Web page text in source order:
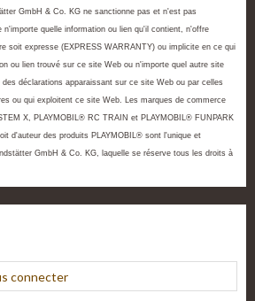
GmbH & Co. KG ne sanctionne pas et n'est pas
n'importe quelle information ou lien qu'il contient, n'offre
soit expresse (EXPRESS WARRANTY) ou implicite en ce qui
ou lien trouvé sur ce site Web ou n'importe quel autre site
déclarations apparaissant sur ce site Web ou par celles
ou qui exploitent ce site Web. Les marques de commerce
X, PLAYMOBIL® RC TRAIN et PLAYMOBIL® FUNPARK
d'auteur des produits PLAYMOBIL® sont l'unique et
GmbH & Co. KG, laquelle se réserve tous les droits à